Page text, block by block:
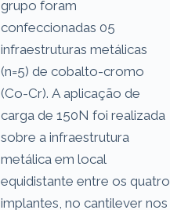
grupo foram
confeccionadas 05
infraestruturas metálicas
(n=5) de cobalto-cromo
(Co-Cr). A aplicação de
carga de 150N foi realizada
sobre a infraestrutura
metálica em local
equidistante entre os quatro
implantes, no cantilever nos